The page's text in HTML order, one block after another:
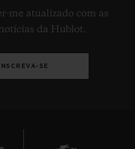
me atualizado com as
da Hublot.
INSCREVA-SE